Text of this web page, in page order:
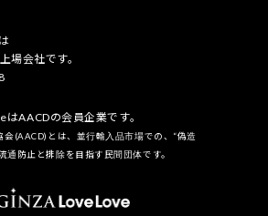
場会社です。
AACDの会員企業です。
会(AACD)とは、並行輸入品市場での、“偽造
通防止と排除を目指す民間団体です。